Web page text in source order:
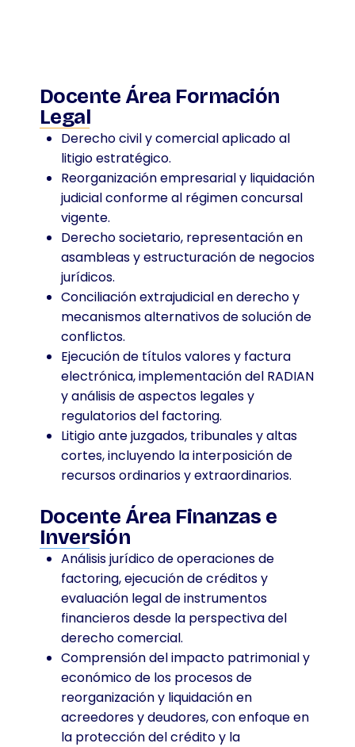
Docente Área Formación
Legal
Derecho civil y comercial aplicado al
litigio estratégico.
Reorganización empresarial y liquidación
judicial conforme al régimen concursal
vigente.
Derecho societario, representación en
asambleas y estructuración de negocios
jurídicos.
Conciliación extrajudicial en derecho y
mecanismos alternativos de solución de
conflictos.
Ejecución de títulos valores y factura
electrónica, implementación del RADIAN
y análisis de aspectos legales y
regulatorios del factoring.
Litigio ante juzgados, tribunales y altas
cortes, incluyendo la interposición de
recursos ordinarios y extraordinarios.
Docente Área Finanzas e
Inversión
Análisis jurídico de operaciones de
factoring, ejecución de créditos y
evaluación legal de instrumentos
financieros desde la perspectiva del
derecho comercial.
Comprensión del impacto patrimonial y
económico de los procesos de
reorganización y liquidación en
acreedores y deudores, con enfoque en
la protección del crédito y la